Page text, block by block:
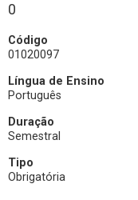
0
Código
01020097
Língua de Ensino
Português
Duração
Semestral
Tipo
Obrigatória